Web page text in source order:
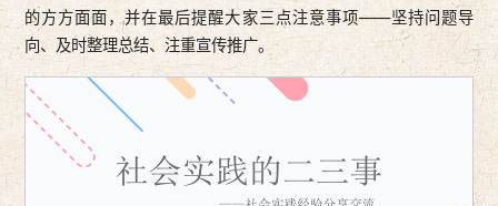
的方方面面，并在最后提醒大家三点注意事项——坚持问题导
向、及时整理总结、注重宣传推广。